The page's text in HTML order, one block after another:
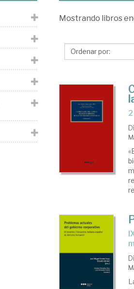
Embid
José
Mostrando libros
IX Incontro/Encuentro italiano-español de Derecho